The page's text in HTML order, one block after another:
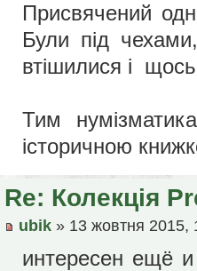
Присвячений
Були під
втішилися і
Тим
історичною
Re: Колекція
ubik» 13 жовтня 2015,
интересен ещё